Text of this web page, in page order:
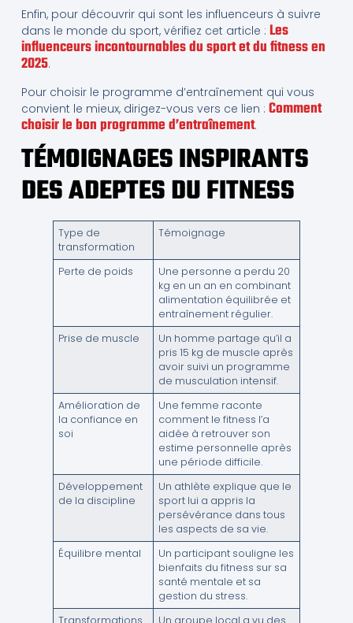
Enfin, pour découvrir qui sont les influenceurs à suivre
dans le monde du sport, vérifiez cet article : Les
influenceurs incontournables du sport et du fitness en
2025.
Pour choisir le programme d’entraînement qui vous
convient le mieux, dirigez-vous vers ce lien : Comment
choisir le bon programme d’entraînement.
TÉMOIGNAGES INSPIRANTS
DES ADEPTES DU FITNESS
Type de
transformation
Témoignage
Perte de poids
Une personne a perdu 20
kg en un an en combinant
alimentation équilibrée et
entraînement régulier.
Prise de muscle
Un homme partage qu’il a
pris 15 kg de muscle après
avoir suivi un programme
de musculation intensif.
Amélioration de
la confiance en
soi
Une femme raconte
comment le fitness l’a
aidée à retrouver son
estime personnelle après
une période difficile.
Développement
de la discipline
Un athlète explique que le
sport lui a appris la
persévérance dans tous
les aspects de sa vie.
Équilibre mental
Un participant souligne les
bienfaits du fitness sur sa
santé mentale et sa
gestion du stress.